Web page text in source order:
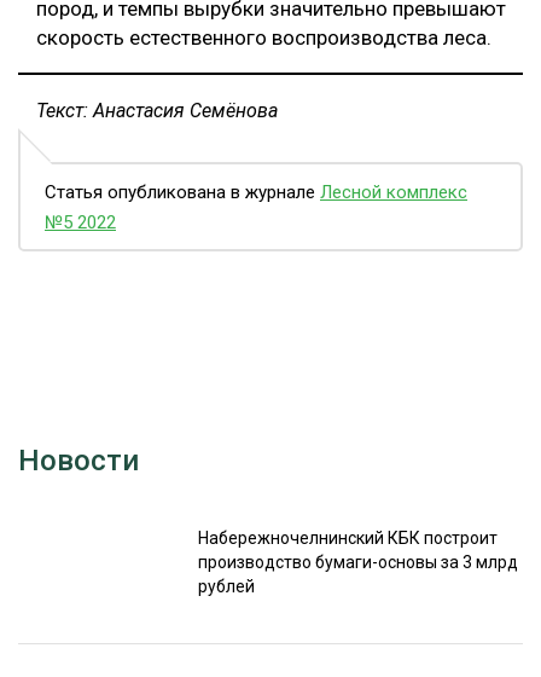
пород, и темпы вырубки значительно превышают
скорость естественного воспроизводства леса.
Текст: Анастасия Семёнова
Статья опубликована в журнале Лесной комплекс
№5 2022
Новости
Набережночелнинский КБК построит
производство бумаги-основы за 3 млрд
рублей